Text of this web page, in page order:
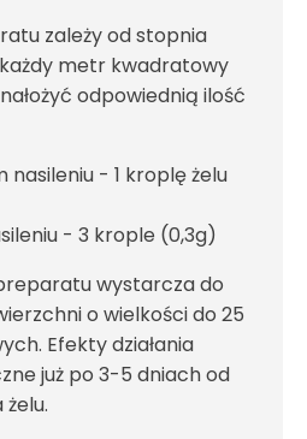
zależy od stopnia
metr kwadratowy
odpowiednią ilość
nasileniu - 1 kroplę żelu
- 3 krople (0,3g)
wystarcza do
o wielkości do 25
Efekty działania
już po 3-5 dniach od